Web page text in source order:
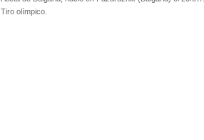
Tiro olímpico.